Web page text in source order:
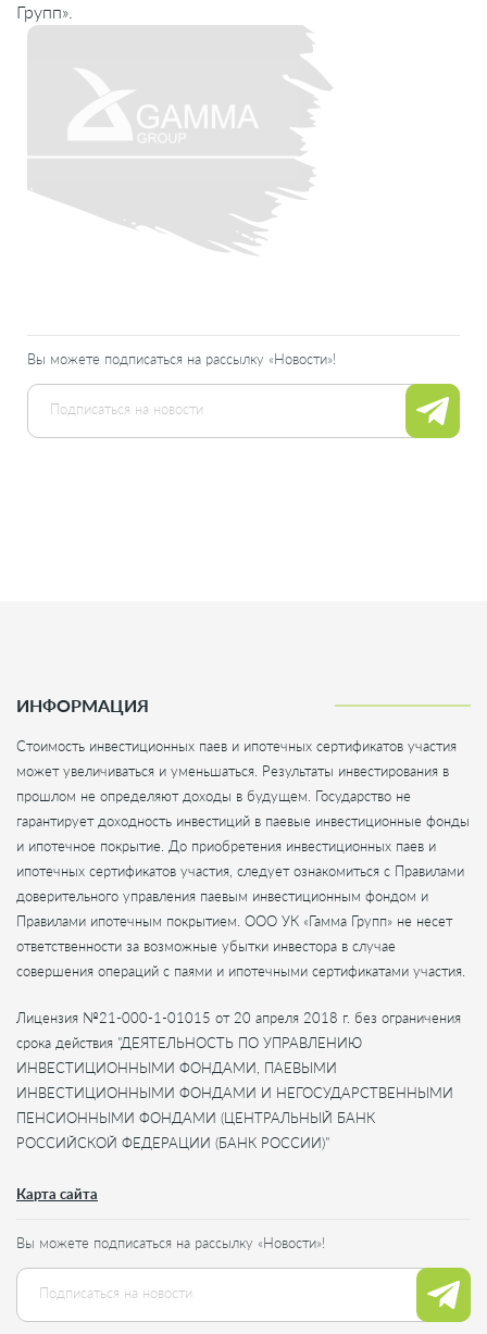
Вы можете подписаться на рассылку «Новости»!
Групп».
ИНФОРМАЦИЯ
Стоимость инвестиционных паев и ипотечных сертификатов участия
может увеличиваться и уменьшаться. Результаты инвестирования в
прошлом не определяют доходы в будущем. Государство не
гарантирует доходность инвестиций в паевые инвестиционные фонды
и ипотечное покрытие. До приобретения инвестиционных паев и
ипотечных сертификатов участия, следует ознакомиться с Правилами
доверительного управления паевым инвестиционным фондом и
Правилами ипотечным покрытием. ООО УК «Гамма Групп» не несет
ответственности за возможные убытки инвестора в случае
совершения операций с паями и ипотечными сертификатами участия.
Лицензия №21-000-1-01015 от 20 апреля 2018 г. без ограничения
срока действия "ДЕЯТЕЛЬНОСТЬ ПО УПРАВЛЕНИЮ
ИНВЕСТИЦИОННЫМИ ФОНДАМИ, ПАЕВЫМИ
ИНВЕСТИЦИОННЫМИ ФОНДАМИ И НЕГОСУДАРСТВЕННЫМИ
ПЕНСИОННЫМИ ФОНДАМИ (ЦЕНТРАЛЬНЫЙ БАНК
РОССИЙСКОЙ ФЕДЕРАЦИИ (БАНК РОССИИ)"
Карта сайта
Вы можете подписаться на рассылку «Новости»!